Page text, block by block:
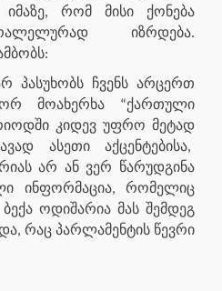
იმაზე, რომ მისი ქონება
იზრდება.
პასუხობს ჩვენს არცერთ
მოახერხა “ქართული
კიდევ უფრო მეტად
ასეთი აქცენტებისა,
არ ან ვერ წარუდგინა
ინფორმაცია, რომელიც
ოდიშარია მას შემდეგ
რაც პარლამენტის წევრი